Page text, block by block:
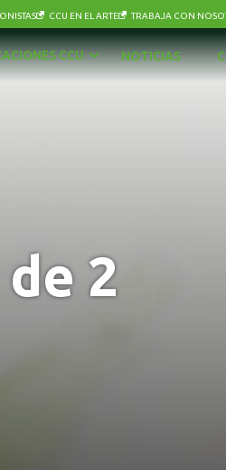
CCU EN EL ARTE TRABAJA CON
CCU NOTICIAS
2